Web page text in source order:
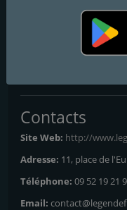
Frequencies
: 103.0 FM
Contacts
Site Web: http://
Adresse: 11, place de
Téléphone: 09 52 19 21
Email: